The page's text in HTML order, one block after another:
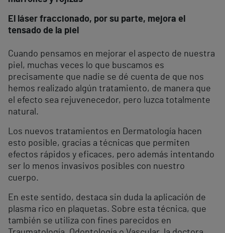
El láser fraccionado, por su parte, mejora el
tensado de la piel
Cuando pensamos en mejorar el aspecto de nuestra
piel, muchas veces lo que buscamos es
precisamente que nadie se dé cuenta de que nos
hemos realizado algún tratamiento, de manera que
el efecto sea rejuvenecedor, pero luzca totalmente
natural.
Los nuevos tratamientos en Dermatología hacen
esto posible, gracias a técnicas que permiten
efectos rápidos y eficaces, pero además intentando
ser lo menos invasivos posibles con nuestro
cuerpo.
En este sentido, destaca sin duda la aplicación de
plasma rico en plaquetas. Sobre esta técnica, que
también se utiliza con fines parecidos en